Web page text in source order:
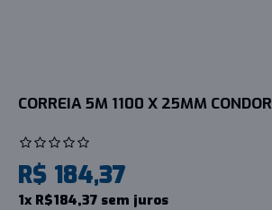
CORREIA 5M 1100 X 25MM CONDOR
R$ 184,37
1x R$184,37 sem juros